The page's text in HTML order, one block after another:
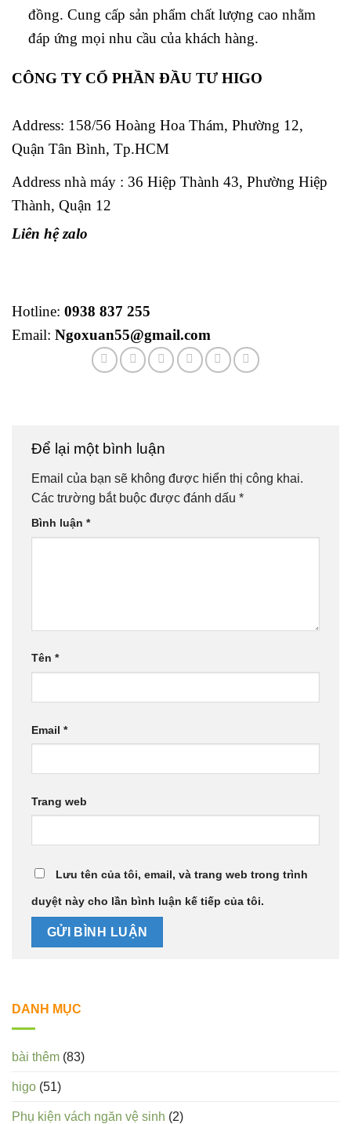
đồng. Cung cấp sản phẩm chất lượng cao nhằm
đáp ứng mọi nhu cầu của khách hàng.
CÔNG TY CỔ PHẦN ĐẦU TƯ HIGO
Address: 158/56 Hoàng Hoa Thám, Phường 12,
Quận Tân Bình, Tp.HCM
Address nhà máy : 36 Hiệp Thành 43, Phường Hiệp
Thành, Quận 12
Liên hệ zalo
Hotline: 0938 837 255
Email: Ngoxuan55@gmail.com
Để lại một bình luận
Email của bạn sẽ không được hiển thị công khai.
Các trường bắt buộc được đánh dấu *
Bình luận *
Tên *
Email *
Trang web
Lưu tên của tôi, email, và trang web trong trình
duyệt này cho lần bình luận kế tiếp của tôi.
DANH MỤC
bài thêm (83)
higo (51)
Phụ kiện vách ngăn vệ sinh (2)